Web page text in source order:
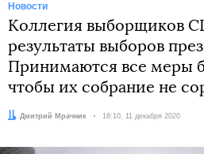
Новости
Коллегия выборщиков
результаты выборов
Принимаются все меры
чтобы их собрание не
Автор:
Дмитрий Мрачник Дата:
18:10, 11 декабря 2020